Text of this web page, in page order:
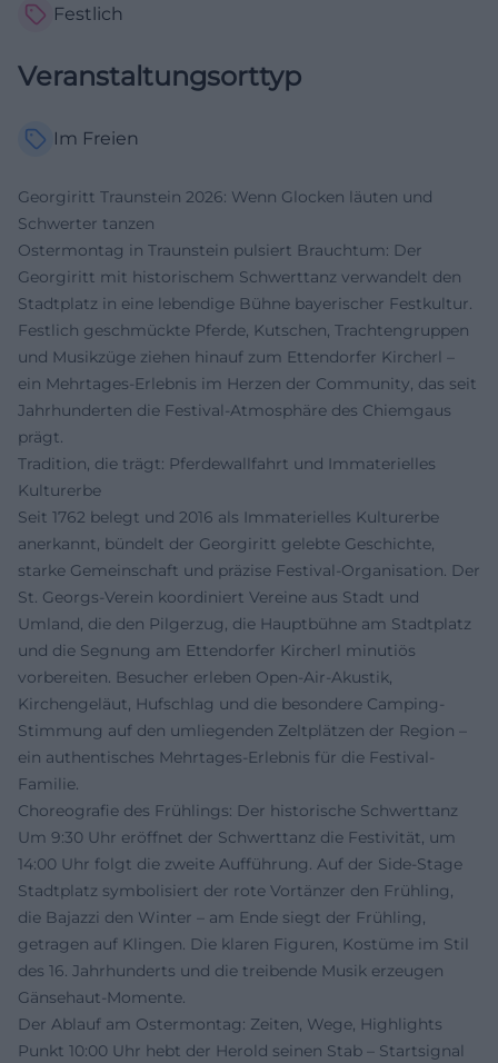
Festlich
Veranstaltungsorttyp
Im Freien
Georgiritt Traunstein 2026: Wenn Glocken läuten und
Schwerter tanzen
Ostermontag in Traunstein pulsiert Brauchtum: Der
Georgiritt mit historischem Schwerttanz verwandelt den
Stadtplatz in eine lebendige Bühne bayerischer Festkultur.
Festlich geschmückte Pferde, Kutschen, Trachtengruppen
und Musikzüge ziehen hinauf zum Ettendorfer Kircherl –
ein Mehrtages-Erlebnis im Herzen der Community, das seit
Jahrhunderten die Festival-Atmosphäre des Chiemgaus
prägt.
Tradition, die trägt: Pferdewallfahrt und Immaterielles
Kulturerbe
Seit 1762 belegt und 2016 als Immaterielles Kulturerbe
anerkannt, bündelt der Georgiritt gelebte Geschichte,
starke Gemeinschaft und präzise Festival-Organisation. Der
St. Georgs-Verein koordiniert Vereine aus Stadt und
Umland, die den Pilgerzug, die Hauptbühne am Stadtplatz
und die Segnung am Ettendorfer Kircherl minutiös
vorbereiten. Besucher erleben Open-Air-Akustik,
Kirchengeläut, Hufschlag und die besondere Camping-
Stimmung auf den umliegenden Zeltplätzen der Region –
ein authentisches Mehrtages-Erlebnis für die Festival-
Familie.
Choreografie des Frühlings: Der historische Schwerttanz
Um 9:30 Uhr eröffnet der Schwerttanz die Festivität, um
14:00 Uhr folgt die zweite Aufführung. Auf der Side-Stage
Stadtplatz symbolisiert der rote Vortänzer den Frühling,
die Bajazzi den Winter – am Ende siegt der Frühling,
getragen auf Klingen. Die klaren Figuren, Kostüme im Stil
des 16. Jahrhunderts und die treibende Musik erzeugen
Gänsehaut-Momente.
Der Ablauf am Ostermontag: Zeiten, Wege, Highlights
Punkt 10:00 Uhr hebt der Herold seinen Stab – Startsignal